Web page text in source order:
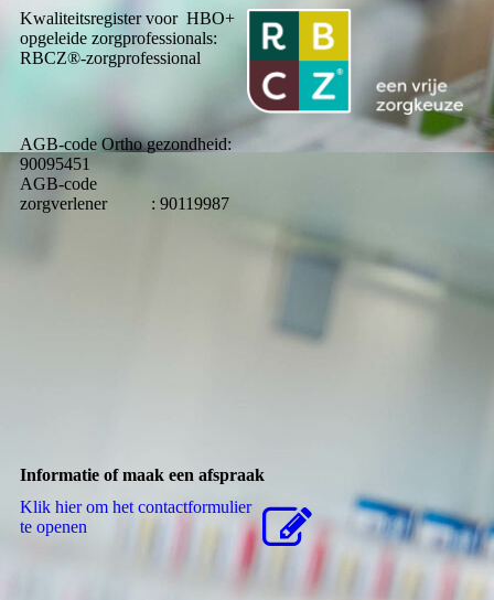
Kwaliteitsregister voor HBO+
opgeleide zorgprofessionals:
RBCZ®-zorgprofessional
AGB-code Ortho gezondheid:
90095451
AGB-code
zorgverlener : 90119987
Informatie of maak een afspraak
Klik hier om het contactformulier
te openen